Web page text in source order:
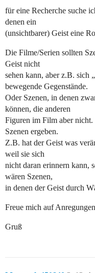
für eine Recherche suche
denen ein
(unsichtbarer) Geist eine
Die Filme/Serien sollten
Geist nicht
sehen kann, aber z.B. sich
bewegende Gegenstände.
Oder Szenen, in denen
können, die anderen
Figuren im Film aber nicht.
Szenen ergeben.
Z.B. hat der Geist was
weil sie sich
nicht daran erinnern kann,
wären Szenen,
in denen der Geist durch
Freue mich auf
Gruß